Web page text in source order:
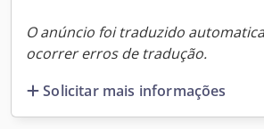
O anúncio foi traduzido
ocorrer erros de tradução.
Solicitar mais informações